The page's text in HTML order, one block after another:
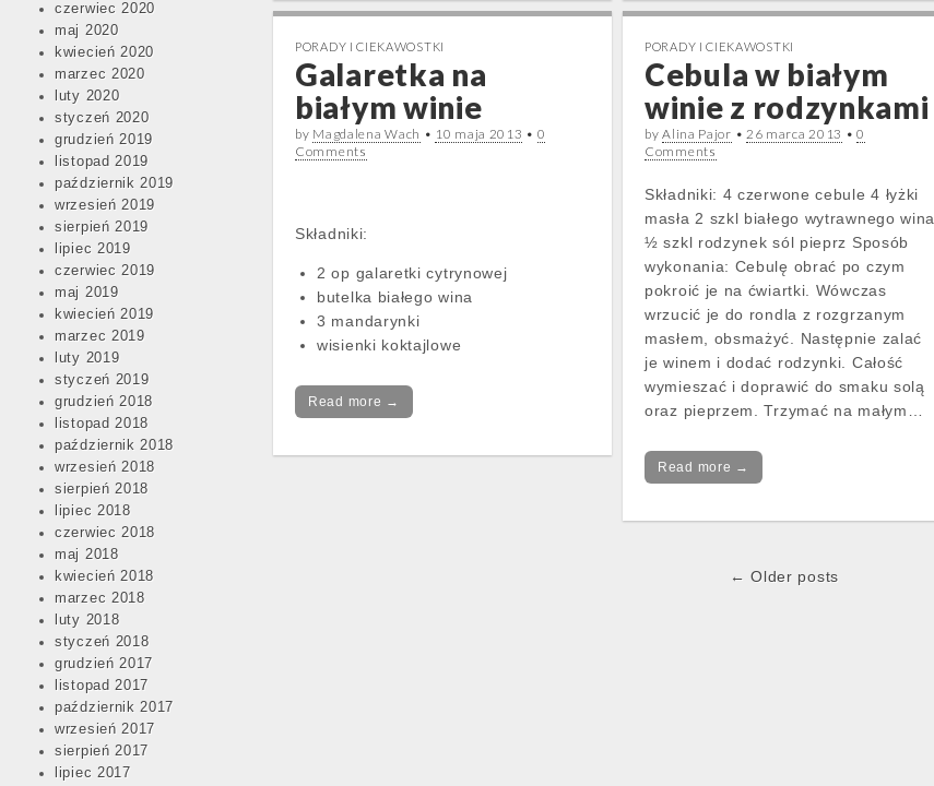
czerwiec 2020
maj 2020
kwiecień 2020
marzec 2020
luty 2020
styczeń 2020
grudzień 2019
listopad 2019
październik 2019
wrzesień 2019
sierpień 2019
lipiec 2019
czerwiec 2019
maj 2019
kwiecień 2019
marzec 2019
luty 2019
styczeń 2019
grudzień 2018
listopad 2018
październik 2018
wrzesień 2018
sierpień 2018
lipiec 2018
czerwiec 2018
maj 2018
kwiecień 2018
marzec 2018
luty 2018
styczeń 2018
grudzień 2017
listopad 2017
październik 2017
wrzesień 2017
sierpień 2017
lipiec 2017
PORADY I CIEKAWOSTKI
Galaretka na
białym winie
by Magdalena Wach • 10 maja 2013 • 0
Comments
Składniki:
2 op galaretki cytrynowej
butelka białego wina
3 mandarynki
wisienki koktajlowe
Read more →
PORADY I CIEKAWOSTKI
Cebula w białym
winie z rodzynkami
byAlina Pajor • 26 marca 2013 •0
Comments
Składniki: 4 czerwone cebule 4 łyżki
masła 2 szkl białego wytrawnego wina
½ szkl rodzynek sól pieprz Sposób
wykonania: Cebulę obrać po czym
pokroić je na ćwiartki. Wówczas
wrzucić je do rondla z rozgrzanym
masłem, obsmażyć. Następnie zalać
je winem i dodać rodzynki. Całość
wymieszać i doprawić do smaku solą
oraz pieprzem. Trzymać na małym…
Read more →
← Older posts